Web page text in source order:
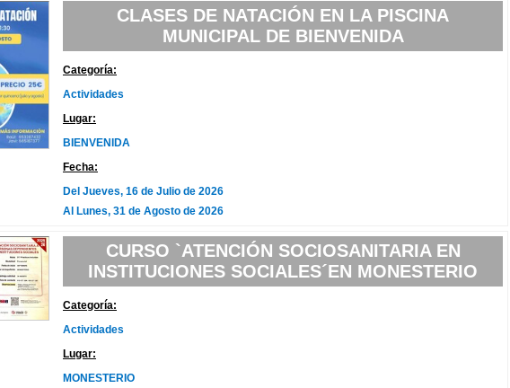
CLASES DE NATACIÓN EN LA PISCINA
MUNICIPAL DE BIENVENIDA
Categoría:
Actividades
Lugar:
BIENVENIDA
Fecha:
Del Jueves, 16 de Julio de 2026
Al Lunes, 31 de Agosto de 2026
CURSO `ATENCIÓN SOCIOSANITARIA EN
INSTITUCIONES SOCIALES´EN MONESTERIO
Categoría:
Actividades
Lugar:
MONESTERIO